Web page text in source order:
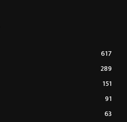
617
289
151
91
63